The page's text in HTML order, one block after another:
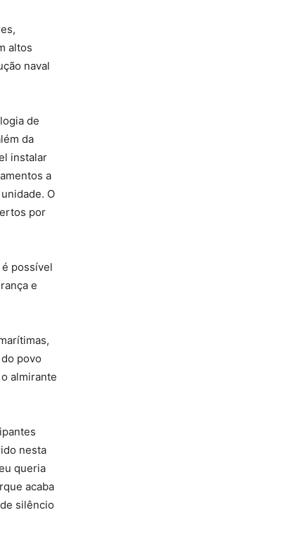
altos
naval
de
da
instalar
a
O
por
é possível
e
povo
almirante
nesta
queria
acaba
silêncio